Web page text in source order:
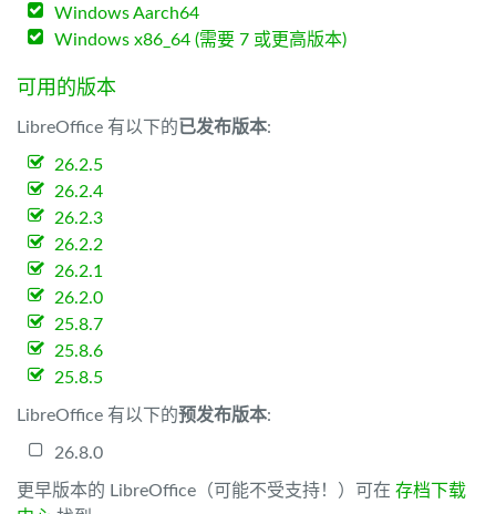
Windows Aarch64
Windows x86_64 (需要 7 或更高版本)
可用的版本
LibreOffice 有以下的已发布版本:
26.2.5
26.2.4
26.2.3
26.2.2
26.2.1
26.2.0
25.8.7
25.8.6
25.8.5
LibreOffice 有以下的预发布版本:
26.8.0
更早版本的 LibreOffice（可能不受支持！）可在 存档下载